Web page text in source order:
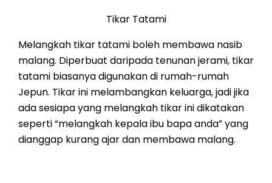
Tikar Tatami
Melangkah tikar tatami boleh membawa nasib
malang. Diperbuat daripada tenunan jerami, tikar
tatami biasanya digunakan di rumah-rumah
Jepun. Tikar ini melambangkan keluarga, jadi jika
ada sesiapa yang melangkah tikar ini dikatakan
seperti “melangkah kepala ibu bapa anda” yang
dianggap kurang ajar dan membawa malang.